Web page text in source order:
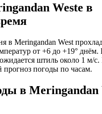
Westе в
в Meringandan West
от +6 до +19° днём.
штиль около 1 м/
погоды по часам.
в Meringandan